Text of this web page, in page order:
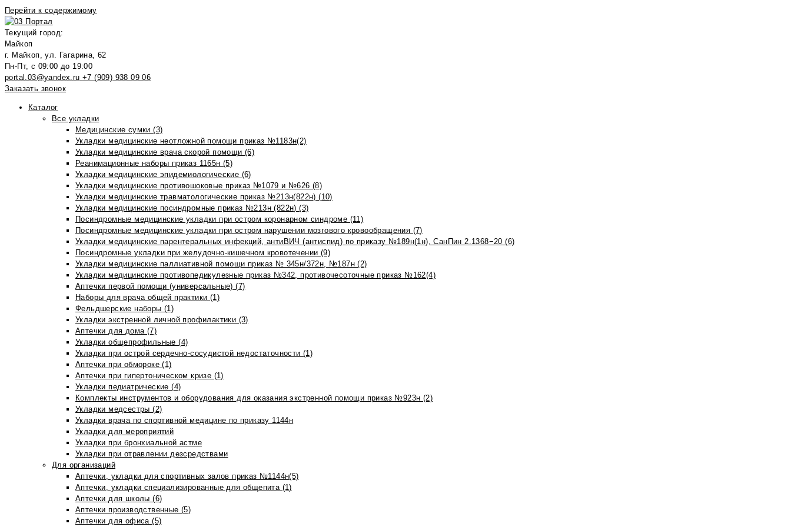
Перейти к содержимому
Текущий город:
Майкоп
г. Майкоп, ул. Гагарина, 62
Пн-Пт, с 09:00 до 19:00
portal.03@yandex.ru +7 (909) 938 09 06
Заказать звонок
Каталог
Все укладки
Медицинские сумки (3)
Укладки медицинские неотложной помощи приказ №1183н(2)
Укладки медицинские врача скорой помощи (6)
Реанимационные наборы приказ 1165н (5)
Укладки медицинские эпидемиологические (6)
Укладки медицинские противошоковые приказ №1079 и №626 (8)
Укладки медицинские травматологические приказ №213н(822н) (10)
Укладки медицинские посиндромные приказ №213н (822н) (3)
Посиндромные медицинские укладки при остром коронарном синдроме (11)
Посиндромные медицинские укладки при остром нарушении мозгового кровообращения (7)
Укладки медицинские парентеральных инфекций, антиВИЧ (антиспид) по приказу №189н(1н), СанПин 2.1368−20 (6)
Посиндромные укладки при желудочно-кишечном кровотечении (9)
Укладки медицинские паллиативной помощи приказ № 345н/372н, №187н (2)
Укладки медицинские противопедикулезные приказ №342, противочесоточные приказ №162(4)
Аптечки первой помощи (универсальные) (7)
Наборы для врача общей практики (1)
Фельдшерские наборы (1)
Укладки экстренной личной профилактики (3)
Аптечки для дома (7)
Укладки общепрофильные (4)
Укладки при острой сердечно-сосудистой недостаточности (1)
Аптечки при обмороке (1)
Аптечки при гипертоническом кризе (1)
Укладки педиатрические (4)
Комплекты инструментов и оборудования для оказания экстренной помощи приказ №923н (2)
Укладки медсестры (2)
Укладки врача по спортивной медицине по приказу 1144н
Укладки для мероприятий
Укладки при бронхиальной астме
Укладки при отравлении дезсредствами
Для организаций
Аптечки, укладки для спортивных залов приказ №1144н(5)
Аптечки, укладки специализированные для общепита (1)
Аптечки для школы (6)
Аптечки производственные (5)
Аптечки для офиса (5)